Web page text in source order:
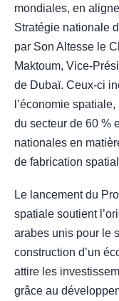
mondiales, en
Stratégie nationale
par Son Altesse le
Maktoum, Vice-
de Dubaï. Ceux-ci
l’économie
du secteur de 60 %
nationales en
de fabrication
Le lancement du
spatiale soutient
arabes unis pour le
construction d’un
attire les
grâce au